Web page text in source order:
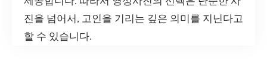
진을 넘어서, 고인을 기리는 깊은 의미를 지닌다고
할 수 있습니다.